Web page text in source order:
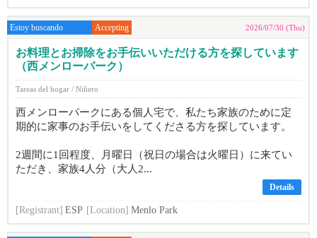
Estoy buscando Accepting 2026/07/30 (Thu)
お料理とお掃除をお手伝いいただける方を探しています
（西メンローパーク）
Tareas del hogar / Niñero
西メンローパークにある個人宅で、私たち家族のために定
期的に家事のお手伝いをしてくださる方を探しています。
2週間に1回程度、月曜日（祝日の場合は火曜日）に来てい
ただき、家族4人分（大人2...
Details
[Registrant] ESP [Location] Menlo Park